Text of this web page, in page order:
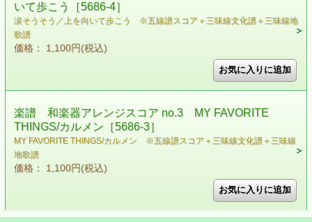
いて歩こう［5686-4］
涙そうそう／上を向いて歩こう ※五線譜スコア＋三味線文化譜＋三味線地
歌譜
価格： 1,100円(税込)
楽譜 和楽器アレンジスコア no.3 MY FAVORITE
THINGS/カルメン［5686-3］
MY FAVORITE THINGS/カルメン ※五線譜スコア＋三味線文化譜＋三味線
地歌譜
価格： 1,100円(税込)